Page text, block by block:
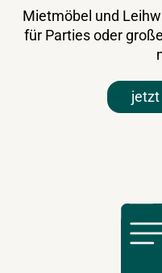
Mietmöbel und
für Parties oder